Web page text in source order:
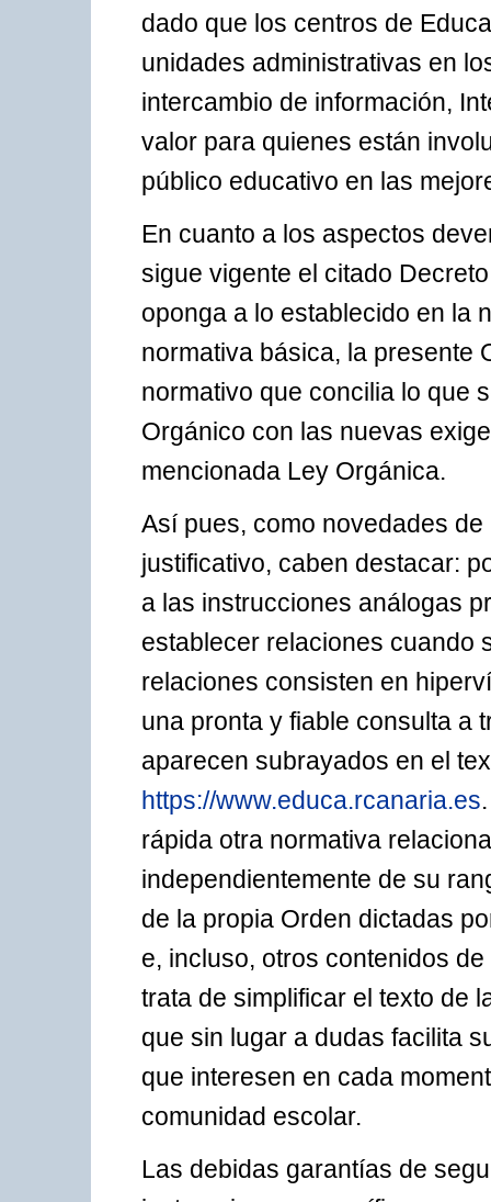
dado que los centros de
unidades administrativas en
intercambio de información,
valor para quienes están
público educativo en las
En cuanto a los aspectos
sigue vigente el citado
oponga a lo establecido en la
normativa básica, la presente
normativo que concilia lo que
Orgánico con las nuevas
mencionada Ley Orgánica.
Así pues, como novedades
justificativo, caben destacar:
a las instrucciones análogas
establecer relaciones cuando
relaciones consisten en
una pronta y fiable consulta a
aparecen subrayados en el
https://www.educa.rcanaria.es
rápida otra normativa
independientemente de su
de la propia Orden dictadas
e, incluso, otros contenidos
trata de simplificar el texto de
que sin lugar a dudas facilita
que interesen en cada
comunidad escolar.
Las debidas garantías de